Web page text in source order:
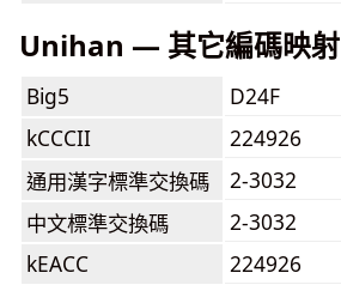
Unihan — 其它編碼映射
Big5
D24F
kCCCII
224926
通用漢字標準交換碼
2-3032
中文標準交換碼
2-3032
kEACC
224926